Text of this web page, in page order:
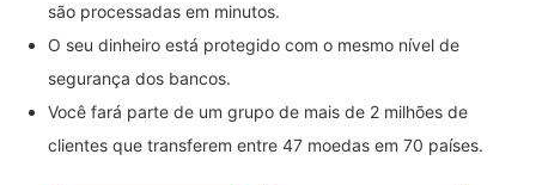
são processadas em minutos.
O seu dinheiro está protegido com o mesmo nível de
segurança dos bancos.
Você fará parte de um grupo de mais de 2 milhões de
clientes que transferem entre 47 moedas em 70 países.